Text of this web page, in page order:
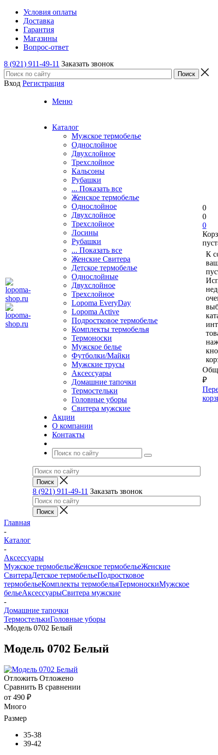
Условия оплаты
Доставка
Гарантия
Магазины
Вопрос-ответ
8 (921) 911-49-11 Заказать звонок
Вход Регистрация
Меню
Каталог
Мужское термобелье
Однослойное
Двуxслойное
Трехслойное
Кальсоны
Рубашки
... Показать все
Женское термобелье
Однослойное
Двуxслойное
Трехслойное
Лосины
Рубашки
... Показать все
Женские Свитера
Детское термобелье
Однослойные
Двуxслойное
Трехслойное
Lopoma EveryDay
Lopoma Active
Подростковое термобелье
Комплекты термобелья
Термоноски
Мужское белье
Футболки/Майки
Мужские трусы
Аксессуары
Домашние тапочки
Термостельки
Головные уборы
Свитера мужские
Акции
О компании
Контакты
8 (921) 911-49-11 Заказать звонок
0
0
0
К
₽
Главная
-
Каталог
-
Аксессуары
Мужское термобельеЖенское термобельеЖенские
СвитераДетское термобельеПодростковое
термобельеКомплекты термобельяТермоноскиМужское
бельеАксессуарыСвитера мужские
-
Домашние тапочки
ТермостелькиГоловные уборы
-Модель 0702 Белый
Модель 0702 Белый
Отложить Отложено
Сравнить В сравнении
от 490 ₽
Много
Размер
35-38
39-42